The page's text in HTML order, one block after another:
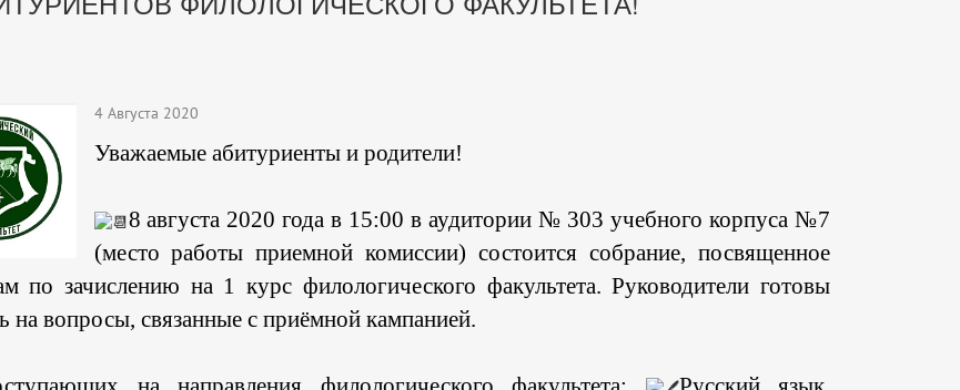
4 Августа 2020
Уважаемые абитуриенты и родители!
8 августа 2020 года в 15:00 в аудитории № 303 учебного корпуса №7
(место работы приемной комиссии) состоится собрание, посвященное
по зачислению на 1 курс филологического факультета. Руководители готовы
на вопросы, связанные с приёмной кампанией.